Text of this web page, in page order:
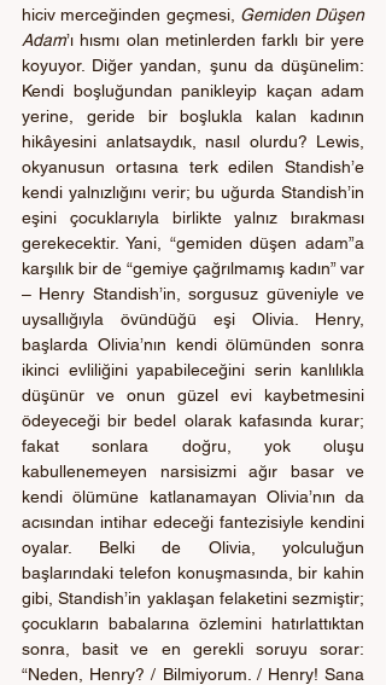
hiciv merceğinden geçmesi, Gemiden Düşen
Adam’ı hısmı olan metinlerden farklı bir yere
koyuyor. Diğer yandan, şunu da düşünelim:
Kendi boşluğundan panikleyip kaçan adam
yerine, geride bir boşlukla kalan kadının
hikâyesini anlatsaydık, nasıl olurdu? Lewis,
okyanusun ortasına terk edilen Standish’e
kendi yalnızlığını verir; bu uğurda Standish’in
eşini çocuklarıyla birlikte yalnız bırakması
gerekecektir. Yani, “gemiden düşen adam”a
karşılık bir de “gemiye çağrılmamış kadın” var
– Henry Standish’in, sorgusuz güveniyle ve
uysallığıyla övündüğü eşi Olivia. Henry,
başlarda Olivia’nın kendi ölümünden sonra
ikinci evliliğini yapabileceğini serin kanlılıkla
düşünür ve onun güzel evi kaybetmesini
ödeyeceği bir bedel olarak kafasında kurar;
fakat sonlara doğru, yok oluşu
kabullenemeyen narsisizmi ağır basar ve
kendi ölümüne katlanamayan Olivia’nın da
acısından intihar edeceği fantezisiyle kendini
oyalar. Belki de Olivia, yolculuğun
başlarındaki telefon konuşmasında, bir kahin
gibi, Standish’in yaklaşan felaketini sezmiştir;
çocukların babalarına özlemini hatırlattıktan
sonra, basit ve en gerekli soruyu sorar:
“Neden, Henry? / Bilmiyorum. / Henry! Sana